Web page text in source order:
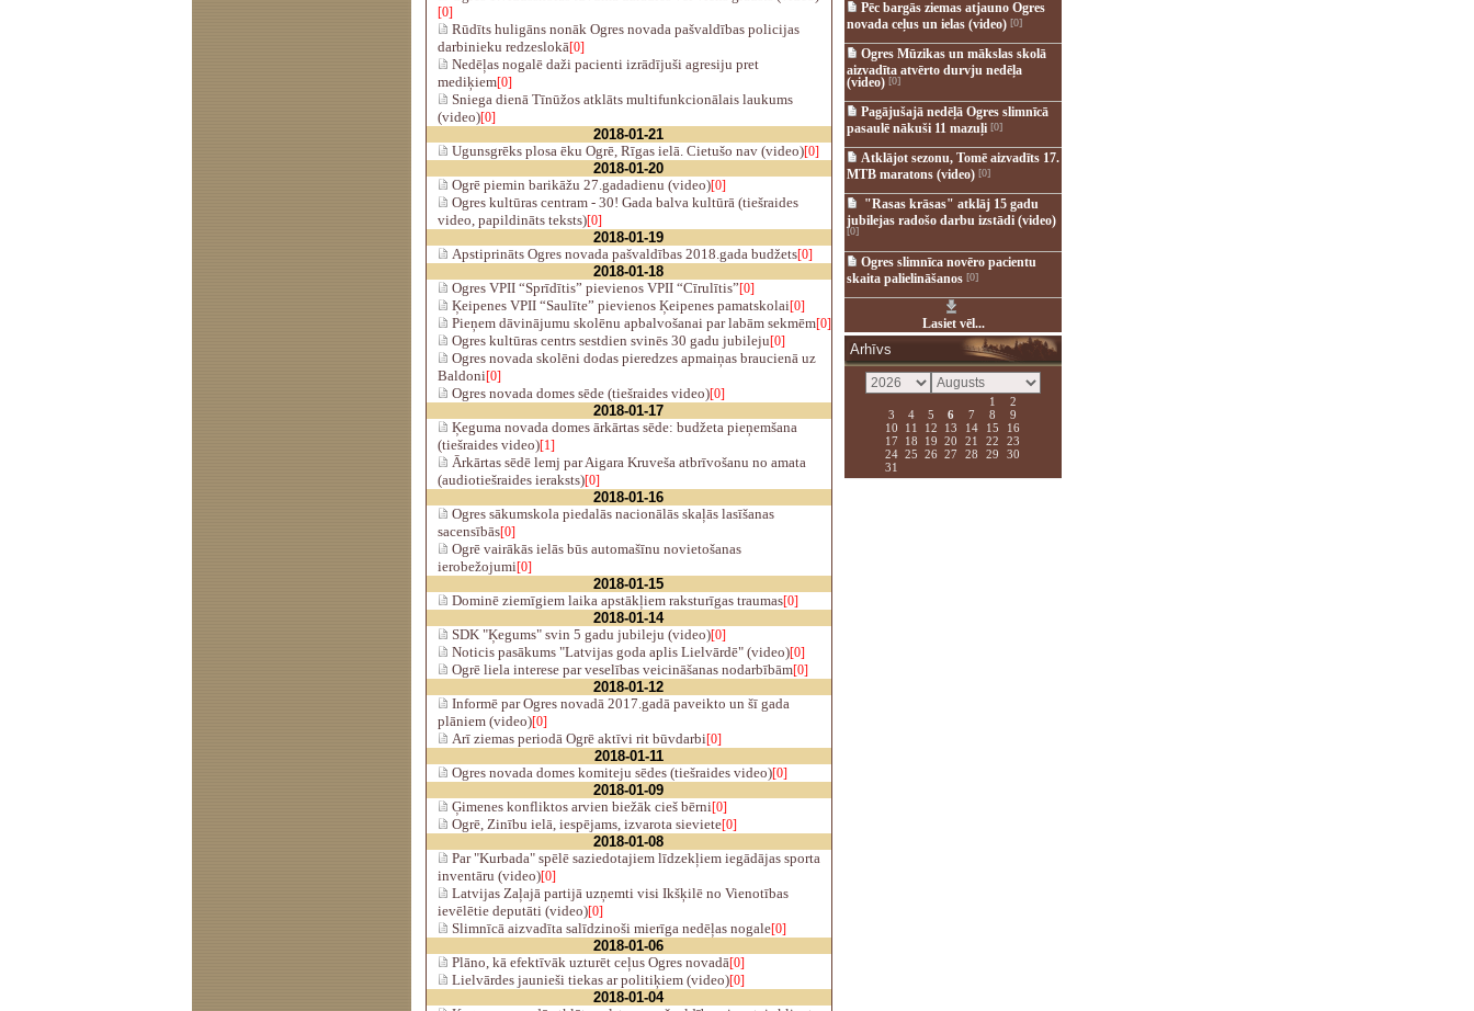
[0]
Rūdīts huligāns nonāk Ogres novada pašvaldības policijas
darbinieku redzeslokā[0]
Nedēļas nogalē daži pacienti izrādījuši agresiju pret
mediķiem[0]
Sniega dienā Tīnūžos atklāts multifunkcionālais laukums
(video)[0]
2018-01-21
Ugunsgrēks plosa ēku Ogrē, Rīgas ielā. Cietušo nav (video)[0]
2018-01-20
Ogrē piemin barikāžu 27.gadadienu (video)[0]
Ogres kultūras centram - 30! Gada balva kultūrā (tiešraides
video, papildināts teksts)[0]
2018-01-19
Apstiprināts Ogres novada pašvaldības 2018.gada budžets[0]
2018-01-18
Ogres VPII “Sprīdītis” pievienos VPII “Cīrulītis”[0]
Ķeipenes VPII “Saulīte” pievienos Ķeipenes pamatskolai[0]
Pieņem dāvinājumu skolēnu apbalvošanai par labām sekmēm[0]
Ogres kultūras centrs sestdien svinēs 30 gadu jubileju[0]
Ogres novada skolēni dodas pieredzes apmaiņas braucienā uz
Baldoni[0]
Ogres novada domes sēde (tiešraides video)[0]
2018-01-17
Ķeguma novada domes ārkārtas sēde: budžeta pieņemšana
(tiešraides video)[1]
Ārkārtas sēdē lemj par Aigara Kruveša atbrīvošanu no amata
(audiotiešraides ieraksts)[0]
2018-01-16
Ogres sākumskola piedalās nacionālās skaļās lasīšanas
sacensībās[0]
Ogrē vairākās ielās būs automašīnu novietošanas
ierobežojumi[0]
2018-01-15
Dominē ziemīgiem laika apstākļiem raksturīgas traumas[0]
2018-01-14
SDK "Ķegums" svin 5 gadu jubileju (video)[0]
Noticis pasākums "Latvijas goda aplis Lielvārdē" (video)[0]
Ogrē liela interese par veselības veicināšanas nodarbībām[0]
2018-01-12
Informē par Ogres novadā 2017.gadā paveikto un šī gada
plāniem (video)[0]
Arī ziemas periodā Ogrē aktīvi rit būvdarbi[0]
2018-01-11
Ogres novada domes komiteju sēdes (tiešraides video)[0]
2018-01-09
Ģimenes konfliktos arvien biežāk cieš bērni[0]
Ogrē, Zinību ielā, iespējams, izvarota sieviete[0]
2018-01-08
Par "Kurbada" spēlē saziedotajiem līdzekļiem iegādājas sporta
inventāru (video)[0]
Latvijas Zaļajā partijā uzņemti visi Ikšķilē no Vienotības
ievēlētie deputāti (video)[0]
Slimnīcā aizvadīta salīdzinoši mierīga nedēļas nogale[0]
2018-01-06
Plāno, kā efektīvāk uzturēt ceļus Ogres novadā[0]
Lielvārdes jaunieši tiekas ar politiķiem (video)[0]
2018-01-04
Pēc bargās ziemas atjauno Ogres
novada ceļus un ielas (video)[0]
Ogres Mūzikas un mākslas skolā
aizvadīta atvērto durvju nedēļa
(video)[0]
Pagājušajā nedēļā Ogres slimnīcā
pasaulē nākuši 11 mazuļi[0]
Atklājot sezonu, Tomē aizvadīts 17.
MTB maratons (video)[0]
"Rasas krāsas" atklāj 15 gadu
jubilejas radošo darbu izstādi (video)
[0]
Ogres slimnīca novēro pacientu
skaita palielināšanos [0]
Lasiet vēl...
Arhīvs
1
2
3
4 5 6 7 8
9
10
11 12 13 14 15
16
17
18 19 20 21 22
23
24 25 26 27 28 29
30
31